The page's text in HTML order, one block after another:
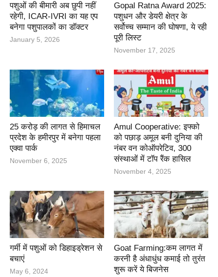
पशुओं की बीमारी अब छुपी नहीं
रहेगी, ICAR-IVRI का यह एप
बनेगा पशुपालकों का डॉक्टर
January 5, 2026
Gopal Ratna Award 2025:
पशुधन और डेयरी क्षेत्र के
सर्वोच्च सम्मान की घोषणा, ये रही
पूरी लिस्ट
November 17, 2025
25 करोड़ की लागत से हिमाचल
प्रदेश के हमीरपुर में बनेगा पहला
एक्वा पार्क
November 6, 2025
Amul Cooperative: इफ्को
को पछाड़ अमूल बनी दुनिया की
नंबर वन कोऑपरेटिव, 300
संस्थाओं में टॉप रैंक हासिल
November 4, 2025
गर्मी में पशुओं को डिहाइड्रेशन से
बचाएं
May 6, 2024
Goat Farming:कम लागत में
करनी है अंधाधुंध कमाई तो तुरंत
शुरू करें ये बिजनेस